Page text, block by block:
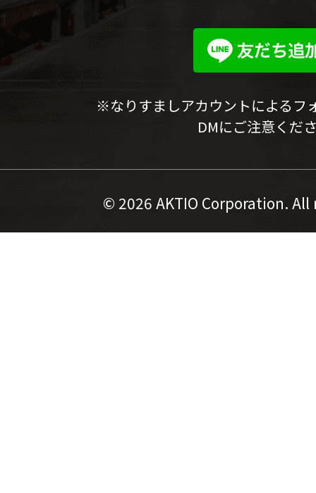
※なりすましアカウントによるフ
DMにご注意くだ
© 2026 AKTIO Corporation.